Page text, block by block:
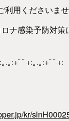
用くださいませ
ナ感染予防対
.｡:+ﾟﾟ+:｡.｡:+ﾟﾟ+:
kr/